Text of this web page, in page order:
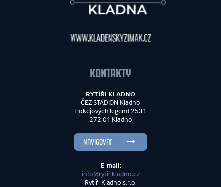
KONTAKTY
RYTÍŘI KLADNO
ČEZ STADION Kladno
Hokejových legend 2531
272 01 Kladno
NAVIGOVAT
E-mail:
info@rytirikladno.cz
Rytíři Kladno s.r.o.